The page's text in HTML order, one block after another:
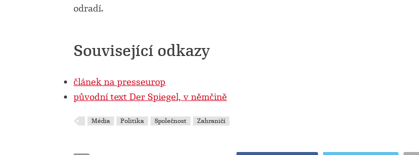
odradí.
Související odkazy
článek na presseurop
původní text Der Spiegel, v němčině
Média Politika Společnost Zahraničí